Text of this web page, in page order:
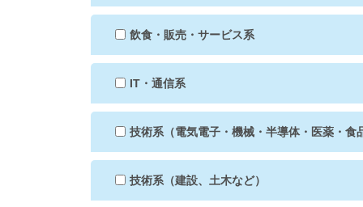
飲食・販売・サービス系
IT・通信系
技術系（電気電子・機械・半導体・医薬・食
技術系（建設、土木など）